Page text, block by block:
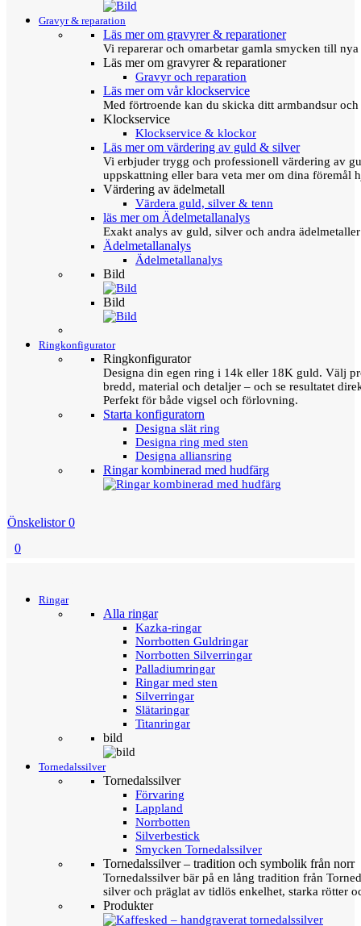
Gravyr & reparation
Läs mer om gravyrer & reparationer
Vi reparerar och omarbetar gamla smycken till
Läs mer om gravyrer & reparationer
Gravyr och reparation
Läs mer om vår klockservice
Med förtroende kan du skicka ditt armbandsur
Klockservice
Klockservice & klockor
Läs mer om värdering av guld & silver
Vi erbjuder trygg och professionell värdering av
uppskattning eller bara veta mer om dina föremål
Värdering av ädelmetall
Värdera guld, silver & tenn
läs mer om Ädelmetallanalys
Exakt analys av guld, silver och andra
Ädelmetallanalys
Ädelmetallanalys
Bild
Bild
Ringkonfigurator
Ringkonfigurator
Designa din egen ring i 14k eller 18K guld. Välj
bredd, material och detaljer – och se resultatet
Perfekt för både vigsel och förlovning.
Starta konfiguratorn
Designa slät ring
Designa ring med sten
Designa alliansring
Ringar kombinerad med hudfärg
Önskelistor 0
0
Ringar
Alla ringar
Kazka-ringar
Norrbotten Guldringar
Norrbotten Silverringar
Palladiumringar
Ringar med sten
Silverringar
Slätaringar
Titanringar
bild
Tornedalssilver
Tornedalssilver
Förvaring
Lappland
Norrbotten
Silverbestick
Smycken Tornedalssilver
Tornedalssilver – tradition och symbolik från norr
Tornedalssilver bär på en lång tradition från
silver och präglat av tidlös enkelhet, starka rötter
Produkter